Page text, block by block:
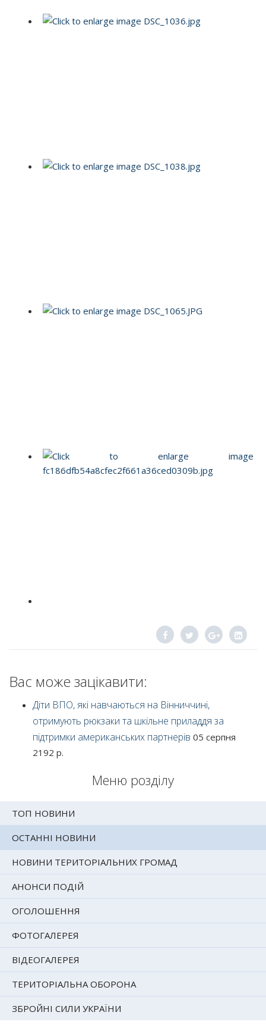
Меню розділу
ТОП НОВИНИ
ОСТАННІ НОВИНИ
НОВИНИ ТЕРИТОРІАЛЬНИХ ГРОМАД
АНОНСИ ПОДІЙ
ОГОЛОШЕННЯ
ФОТОГАЛЕРЕЯ
ВІДЕОГАЛЕРЕЯ
ТЕРИТОРІАЛЬНА ОБОРОНА
ЗБРОЙНІ СИЛИ УКРАЇНИ
Вас може зацікавити:
Діти ВПО, які навчаються на Вінниччині,
отримують рюкзаки та шкільне приладдя за
підтримки американських партнерів 05 серпня
2192 р.